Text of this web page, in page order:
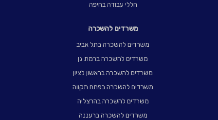
חללי עבודה בחיפה
משרדים להשכרה
משרדים להשכרה בתל אביב
משרדים להשכרה ברמת גן
משרדים להשכרה בראשון לציון
משרדים להשכרה בפתח תקווה
משרדים להשכרה בהרצליה
משרדים להשכרה ברעננה